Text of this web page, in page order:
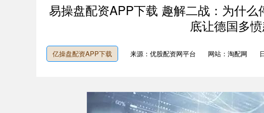
易操盘配资APP下载 趣解二战：为什
底让德国多
亿操盘配资APP下载 来源：优股配资网平台 网站：淘配网